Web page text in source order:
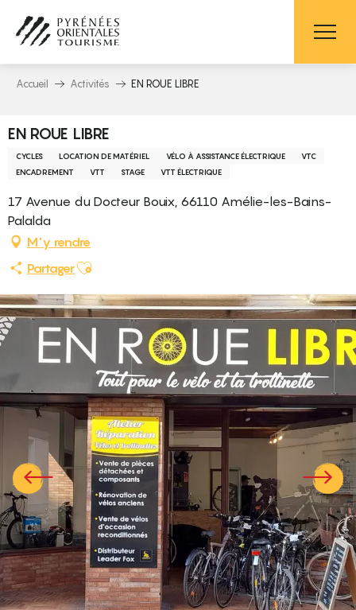
contenu
principal
Accueil Activités EN ROUE LIBRE
EN ROUE LIBRE
CYCLES LOCATION DE MATÉRIEL VÉLO À ASSISTANCE ÉLECTRIQUE
VTC
ENCADREMENT
VTT STAGE VTT ÉLECTRIQUE
17 Avenue du Docteur Bouix, 66110 Amélie-les-Bains-
Palalda
M'y rendre
PartagerAjouter aux favoris